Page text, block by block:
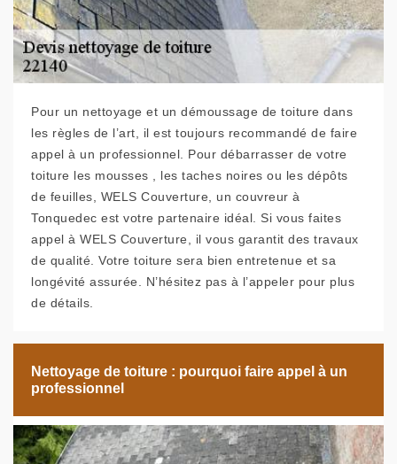
Pour un nettoyage et un démoussage de toiture dans
les règles de l’art, il est toujours recommandé de faire
appel à un professionnel. Pour débarrasser de votre
toiture les mousses , les taches noires ou les dépôts
de feuilles, WELS Couverture, un couvreur à
Tonquedec est votre partenaire idéal. Si vous faites
appel à WELS Couverture, il vous garantit des travaux
de qualité. Votre toiture sera bien entretenue et sa
longévité assurée. N’hésitez pas à l’appeler pour plus
de détails.
Nettoyage de toiture : pourquoi faire appel à un
professionnel